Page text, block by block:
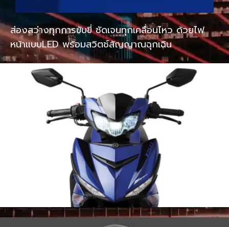
ส่องสว่างทุกการขับขี่ ชัดเจนทุกเคลื่อนไหว ด้วยไฟ
หน้าแบบLED พร้อมสวิตช์สัญญาณฉุกเฉิน